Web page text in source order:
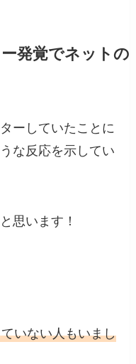
発覚でネットの
ーしていたことに
な反応を示してい
思います！
いない人もいまし